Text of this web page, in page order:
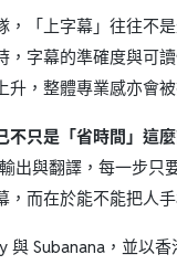
「上字幕」往往不
字幕的準確度與可
，整體專業感亦會被
不只是「省時間」這
出與翻譯，每一步
而在於能不能把人
Subanana，並以